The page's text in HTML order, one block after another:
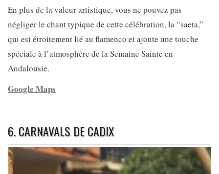
En plus de la valeur artistique, vous ne pouvez pas
négliger le chant typique de cette célébration, la “saeta,”
qui est étroitement lié au flamenco et ajoute une touche
spéciale à l’atmosphère de la Semaine Sainte en
Andalousie.
Google Maps
6. CARNAVALS DE CADIX